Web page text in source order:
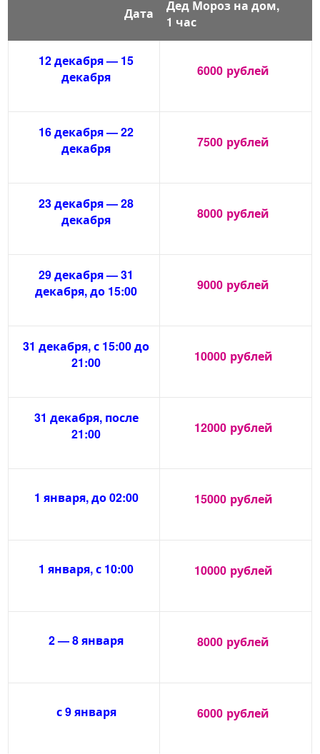
Дата
Дед Мороз на дом,
1 час
12 декабря — 15
декабря
6000 рублей
16 декабря — 22
декабря
7500 рублей
23 декабря — 28
декабря
8000 рублей
29 декабря — 31
декабря, до 15:00
9000 рублей
31 декабря, с 15:00 до
21:00
10000 рублей
31 декабря, после
21:00
12000 рублей
1 января, до 02:00 15000 рублей
1 января, с 10:00 10000 рублей
2 — 8 января 8000 рублей
с 9 января 6000 рублей